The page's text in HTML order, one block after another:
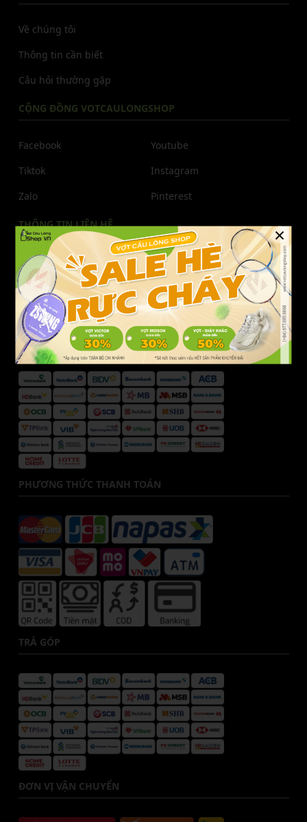
Về chúng tôi
Thông tin cần biết
Câu hỏi thường gặp
CỘNG ĐỒNG VOTCAULONGSHOP
Facebook
Tiktok
Zalo
Youtube
Instagram
Pinterest
THÔNG TIN LIÊN HỆ
Liên hệ Vợt Cầu Lông Shop
Hotline CSKH:077.685.6666
Email:cskh@votcaulongshop.vn
DANH SÁCH NGÂN HÀNG
PHƯƠNG THỨC THANH TOÁN
TRẢ GÓP
ĐƠN VỊ VẬN CHUYỂN
×